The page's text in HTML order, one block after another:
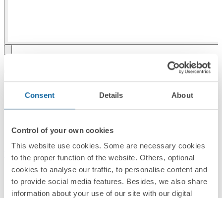
Consent Details About
Control of your own cookies
This website use cookies. Some are necessary cookies
to the proper function of the website. Others, optional
cookies to analyse our traffic, to personalise content and
to provide social media features. Besides, we also share
information about your use of our site with our digital
Touche individuelle pour
mécanismes S.77 combinable
avec les voyants 82972 et 82982
graphite Simon 82
Télécharger la documentationDemander conseil →
RÉF :
8200013-038
PC/unité